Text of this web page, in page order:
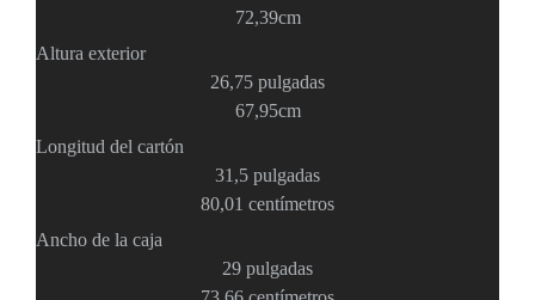
Canales
Mobiliario
Mobiliario
ApoyoPantallas
Videowall
72,39cm
Altura exterior
26,75 pulgadas
67,95cm
Longitud del cartón
31,5 pulgadas
80,01 centímetros
Ancho de la caja
29 pulgadas